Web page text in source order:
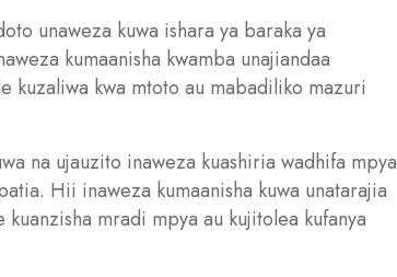
unaweza kuwa ishara ya baraka ya
kumaanisha kwamba unajiandaa
kuzaliwa kwa mtoto au mabadiliko mazuri
na ujauzito inaweza kuashiria wadhifa mpya
Hii inaweza kumaanisha kuwa unatarajia
mradi mpya au kujitolea kufanya